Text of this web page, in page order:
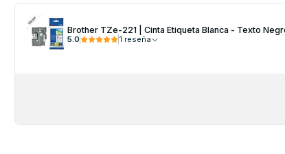
Brother TZe-221 | Cinta Etiqueta Blanca - Texto
5.0 1 reseña